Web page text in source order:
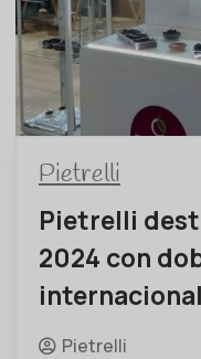
Pietrelli
Pietrelli
2024 con
internacional
Pietrelli